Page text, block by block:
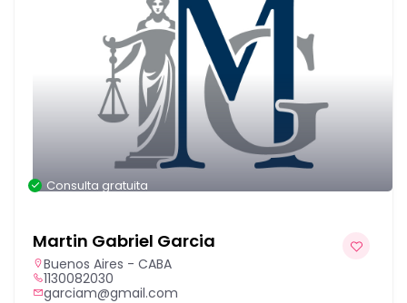
Consulta gratuita
Martin Gabriel Garcia
Buenos Aires - CABA
1130082030
garciam@gmail.com